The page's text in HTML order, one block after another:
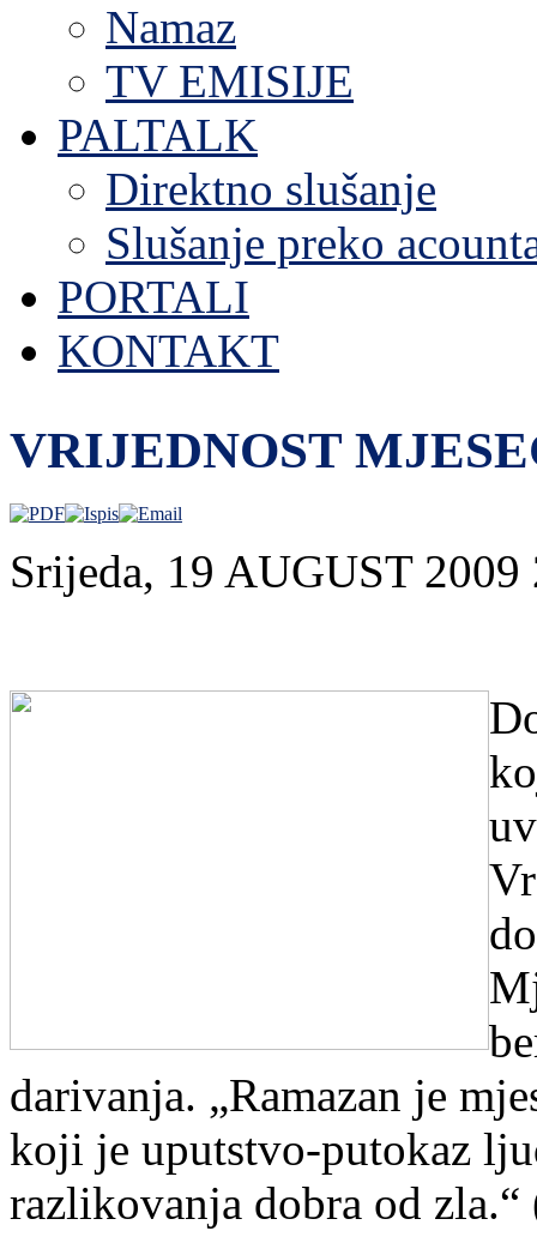
Namaz
TV EMISIJE
PALTALK
Direktno slušanje
Slušanje preko
PORTALI
KONTAKT
VRIJEDNOST
Srijeda, 19 AUGUST 2009
darivanja. „Ramazan je
koji je uputstvo-putokaz
razlikovanja dobra od